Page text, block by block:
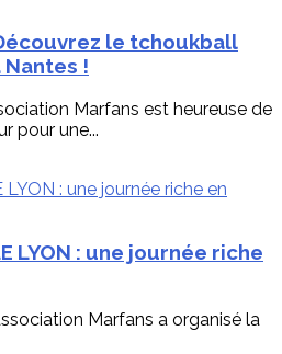
le tchoukball
!
Marfans est heureuse de
pour une...
LYON : une journée riche
Marfans a organisé la